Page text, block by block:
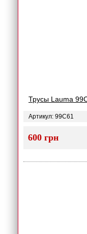
Трусы Lauma
Артикул: 99C61
600 грн